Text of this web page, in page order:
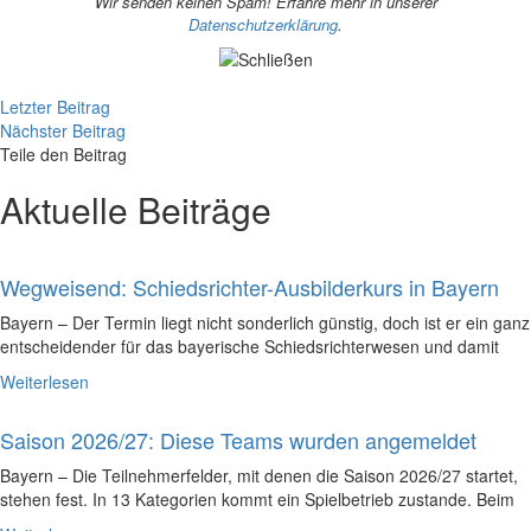
Datenschutzerklärung.
Letzter Beitrag
Nächster Beitrag
Teile den Beitrag
Aktuelle Beiträge
Wegweisend: Schiedsrichter-Ausbilderkurs in Bayern
Bayern – Der Termin liegt nicht sonderlich günstig, doch ist er ein ganz
entscheidender für das bayerische Schiedsrichterwesen und damit
Weiterlesen
Saison 2026/27: Diese Teams wurden angemeldet
Bayern – Die Teilnehmerfelder, mit denen die Saison 2026/27 startet,
stehen fest. In 13 Kategorien kommt ein Spielbetrieb zustande. Beim